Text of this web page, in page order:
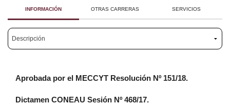
INFORMACIÓN OTRAS CARRERAS SERVICIOS
Aprobada por el MECCYT Resolución Nº 151/18.
Dictamen CONEAU Sesión Nº 468/17.